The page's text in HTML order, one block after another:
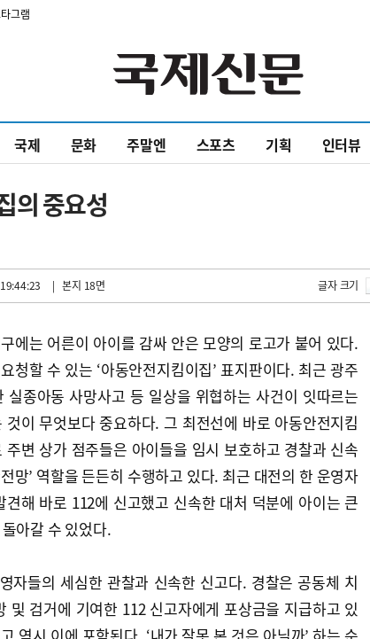
그램
국제 문화 주말엔 스포츠 기획 인터뷰
의 중요성
| 본지 18면 글자 크기
에는 어른이 아이를 감싸 안은 모양의 로고가 붙어 있다.
청할 수 있는 ‘아동안전지킴이집’ 표지판이다. 최근 광주
종아동 사망사고 등 일상을 위협하는 사건이 잇따르는
이 무엇보다 중요하다. 그 최전선에 바로 아동안전지킴
변 상가 점주들은 아이들을 임시 보호하고 경찰과 신속
망’ 역할을 든든히 수행하고 있다. 최근 대전의 한 운영자
해 바로 112에 신고했고 신속한 대처 덕분에 아이는 큰
아갈 수 있었다.
자들의 세심한 관찰과 신속한 신고다. 경찰은 공동체 치
및 검거에 기여한 112 신고자에게 포상금을 지급하고 있